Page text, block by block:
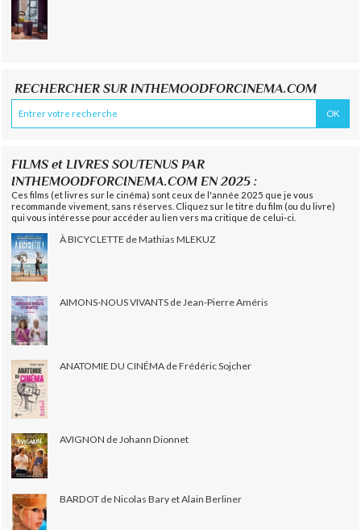
RECHERCHER SUR INTHEMOODFORCINEMA.COM
FILMS et LIVRES SOUTENUS PAR
INTHEMOODFORCINEMA.COM EN 2025 :
Ces films (et livres sur le cinéma) sont ceux de l'année 2025 que je vous
recommande vivement, sans réserves. Cliquez sur le titre du film (ou du livre)
qui vous intéresse pour accéder au lien vers ma critique de celui-ci.
À BICYCLETTE de Mathias MLEKUZ
AIMONS-NOUS VIVANTS de Jean-Pierre Améris
ANATOMIE DU CINÉMA de Frédéric Sojcher
AVIGNON de Johann Dionnet
BARDOT de Nicolas Bary et Alain Berliner